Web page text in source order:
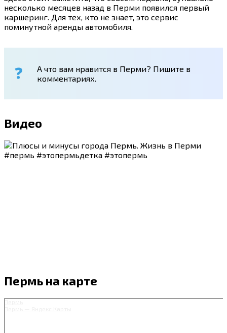
несколько месяцев назад в Перми появился первый
каршеринг. Для тех, кто не знает, это сервис
поминутной аренды автомобиля.
А что вам нравится в Перми? Пишите в
комментариях.
Видео
Пермь на карте